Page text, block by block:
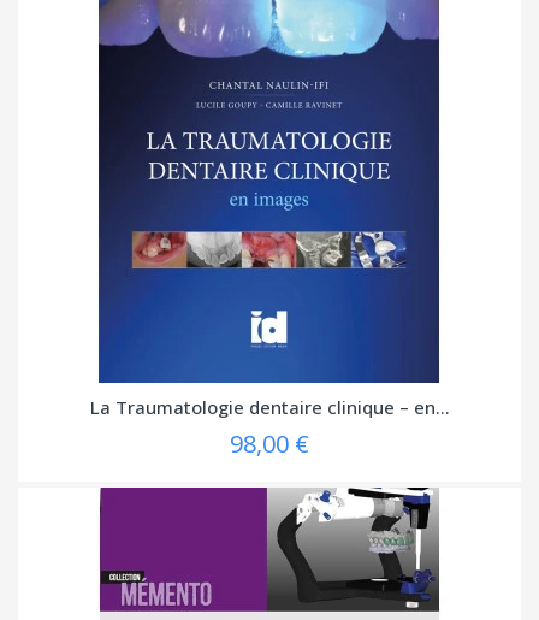
La Traumatologie dentaire clinique – en...
98,00 €